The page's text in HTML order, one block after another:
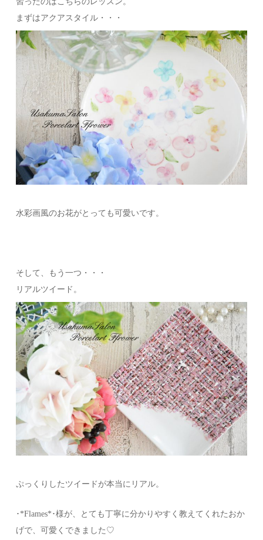
まずはアクアスタイル・・・
水彩画風のお花がとっても可愛いです。
そして、もう一つ・・・
リアルツイード。
ぷっくりしたツイードが本当にリアル。
･*Flames*･様が、とても丁寧に分かりやすく教えてくれたおか
げで、可愛くできました♡